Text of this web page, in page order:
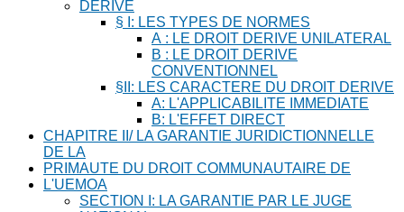
DERIVE
§ I: LES TYPES DE NORMES
A : LE DROIT DERIVE UNILATERAL
B : LE DROIT DERIVE
CONVENTIONNEL
§II: LES CARACTERE DU DROIT DERIVE
A: L'APPLICABILITE IMMEDIATE
B: L'EFFET DIRECT
CHAPITRE II/ LA GARANTIE JURIDICTIONNELLE
DE LA
PRIMAUTE DU DROIT COMMUNAUTAIRE DE
L'UEMOA
SECTION I: LA GARANTIE PAR LE JUGE